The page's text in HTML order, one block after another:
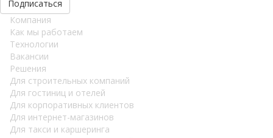
Компания
Как мы работаем
Teхнологии
Вакансии
Решения
Для строительных компаний
Для гостиниц и отелей
Для корпоративных клиентов
Для интернет-магазинов
Для такси и каршеринга